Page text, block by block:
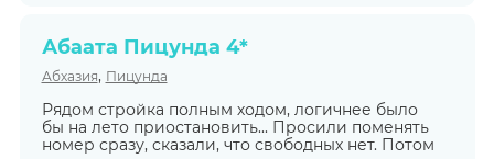
Абаата Пицунда 4*
Абхазия, Пицунда
Рядом стройка полным ходом, логичнее было
бы на лето приостановить... Просили поменять
номер сразу, сказали, что свободных нет. Потом